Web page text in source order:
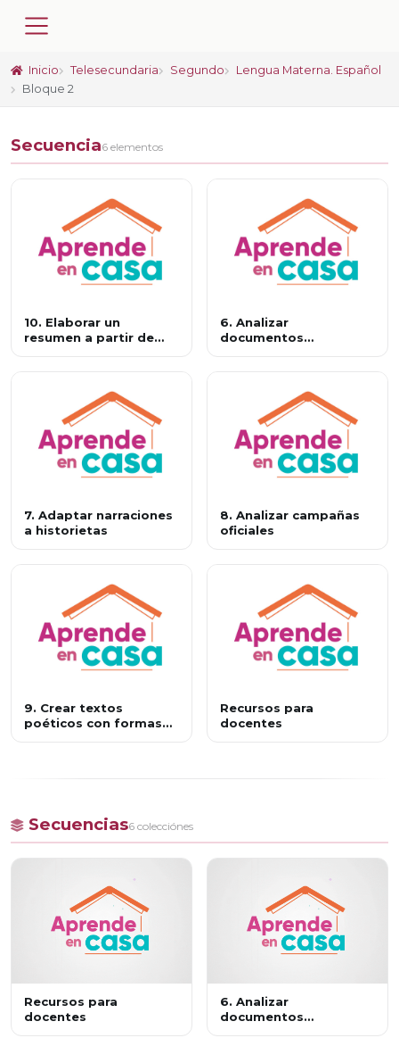
Inicio Telesecundaria Segundo
Lengua Materna. Español
Bloque 2
Secuencia6 elementos
10. Elaborar un
resumen a partir de
6. Analizar
documentos
7. Adaptar narraciones
a historietas
8. Analizar campañas
oficiales
9. Crear textos
poéticos con formas
Recursos para
docentes
Secuencias6 colecciónes
Recursos para
docentes
6. Analizar
documentos